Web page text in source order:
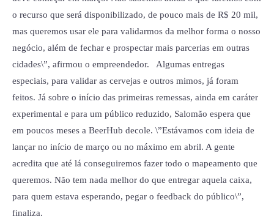
o recurso que será disponibilizado, de pouco mais de R$ 20 mil,
mas queremos usar ele para validarmos da melhor forma o nosso
negócio, além de fechar e prospectar mais parcerias em outras
cidades\”, afirmou o empreendedor. Algumas entregas
especiais, para validar as cervejas e outros mimos, já foram
feitos. Já sobre o início das primeiras remessas, ainda em caráter
experimental e para um público reduzido, Salomão espera que
em poucos meses a BeerHub decole. \”Estávamos com ideia de
lançar no início de março ou no máximo em abril. A gente
acredita que até lá conseguiremos fazer todo o mapeamento que
queremos. Não tem nada melhor do que entregar aquela caixa,
para quem estava esperando, pegar o feedback do público\”,
finaliza.